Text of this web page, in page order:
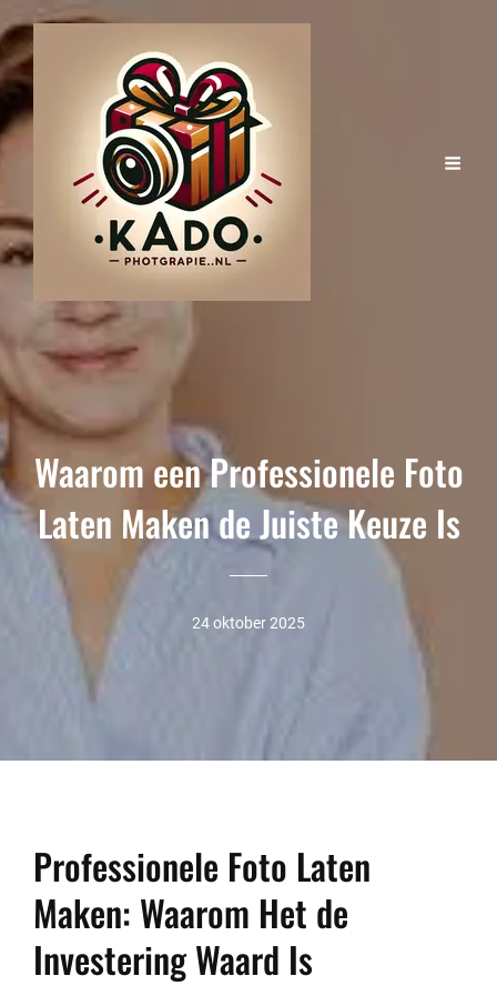
Waarom een Professionele Foto
Laten Maken de Juiste Keuze Is
24 oktober 2025
Professionele Foto Laten
Maken: Waarom Het de
Investering Waard Is